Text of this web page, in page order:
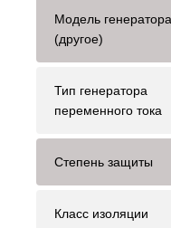
Модель генератора
(другое)
Тип генератора
переменного тока
Степень защиты
Класс изоляции